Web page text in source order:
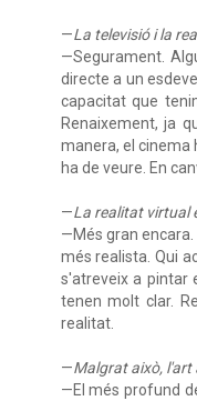
—La televisió i la
—Segurament.
directe a un
capacitat que
Renaixement, ja
manera, el cinema
ha de veure. En
—La realitat virtual
—Més gran
més realista. Qui
s'atreveix a pintar
tenen molt clar.
realitat.
—Malgrat això, l'art
—El més profund